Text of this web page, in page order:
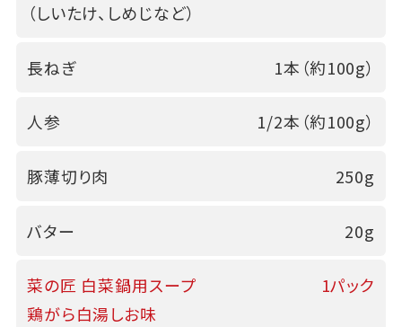
（しいたけ、しめじなど）
長ねぎ 1本（約100g）
人参 1/2本（約100g）
豚薄切り肉 250g
バター 20g
菜の匠 白菜鍋用スープ
鶏がら白湯しお味
1パック